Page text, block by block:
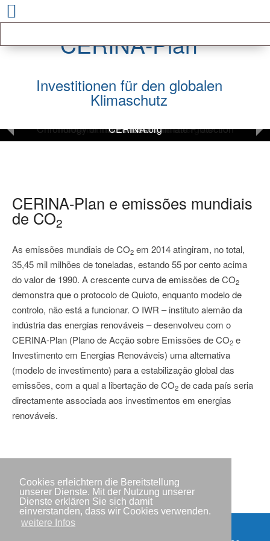
Cookies erleichtern die Bereitstellung
unserer Dienste. Mit der Nutzung unserer
Dienste erklären Sie sich damit
einverstanden, dass wir Cookies verwenden.
weitere Infos
CERINA-Plan
Investitionen für den globalen
Klimaschutz
CERINA.org
CERINA Plan
Global CO2 Emissions
Investments in Renewable Energies
Chronology of International Climate Protection
Downloads
Press
CERINA-Plan e emissões mundiais
de CO2
As emissões mundiais de CO2 em 2014 atingiram, no total,
35,45 mil milhões de toneladas, estando 55 por cento acima
do valor de 1990. A crescente curva de emissões de CO2
demonstra que o protocolo de Quioto, enquanto modelo de
controlo, não está a funcionar. O IWR – instituto alemão da
indústria das energias renováveis – desenvolveu com o
CERINA-Plan (Plano de Acção sobre Emissões de CO2 e
Investimento em Energias Renováveis) uma alternativa
(modelo de investimento) para a estabilização global das
emissões, com a qual a libertação de CO2 de cada país seria
directamente associada aos investimentos em energias
renováveis.